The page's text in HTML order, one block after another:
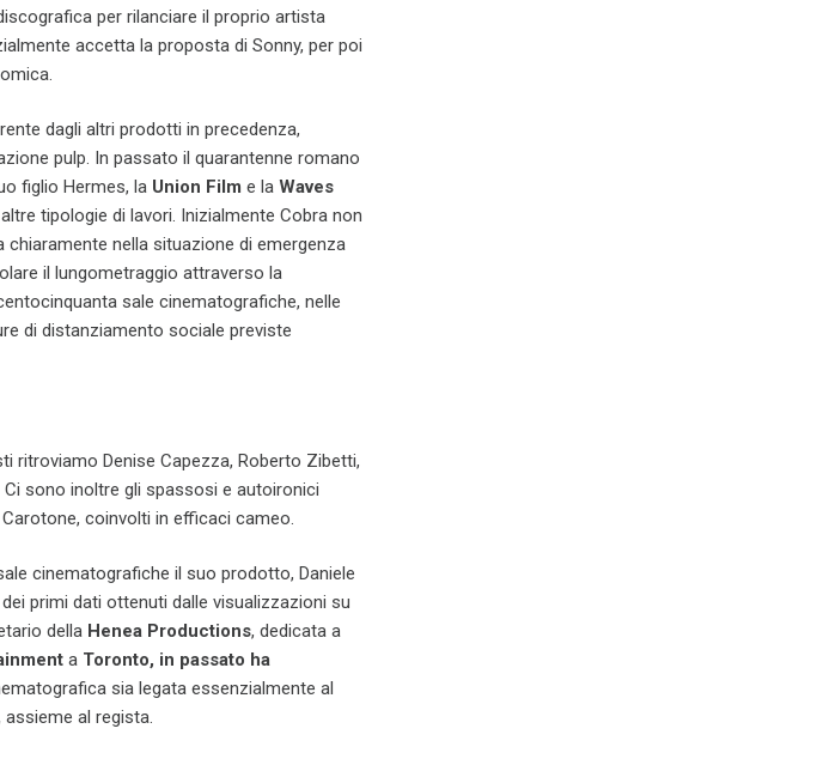
per rilanciare il proprio artista
accetta la proposta di Sonny, per poi
dagli altri prodotti in precedenza,
pulp. In passato il quarantenne romano
figlio Hermes, la Union Film e la Waves
tipologie di lavori. Inizialmente Cobra non
nella situazione di emergenza
il lungometraggio attraverso la
sale cinematografiche, nelle
di distanziamento sociale previste
ritroviamo Denise Capezza, Roberto Zibetti,
sono inoltre gli spassosi e autoironici
coinvolti in efficaci cameo.
cinematografiche il suo prodotto, Daniele
primi dati ottenuti dalle visualizzazioni su
della Henea Productions, dedicata a
a Toronto, in passato ha
sia legata essenzialmente al
al regista.